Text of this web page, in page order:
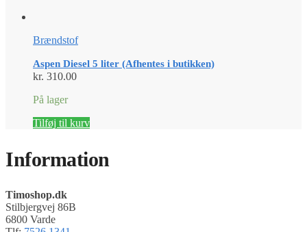
Brændstof
Aspen Diesel 5 liter (Afhentes i butikken)
kr. 310.00
På lager
Tilføj til kurv
Information
Timoshop.dk
Stilbjergvej 86B
6800 Varde